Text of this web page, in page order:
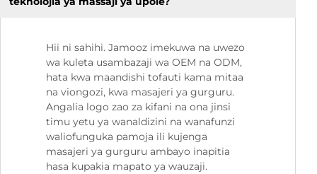
Hii ni sahihi. Jamooz imekuwa na uwezo
wa kuleta usambazaji wa OEM na ODM,
hata kwa maandishi tofauti kama mitaa
na viongozi, kwa masajeri ya gurguru.
Angalia logo zao za kifani na ona jinsi
timu yetu ya wanaldizini na wanafunzi
waliofunguka pamoja ili kujenga
masajeri ya gurguru ambayo inapitia
hasa kupakia mapato ya wauzaji.